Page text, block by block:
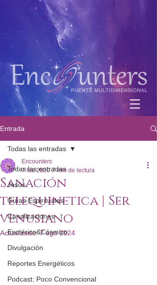
Entrada
Todas las entradas
Jesús
Guías Espirituales
Canalizaciones
Esotérico&Cósmico
Divulgación
Reportes Energéticos
Podcast: Poco Convencional
Todas las entradas
Sanación
telequinetica | Ser
venusiano
Encounters
7 feb 2020 7 min de lectura
Actualizado:7 ago 2024